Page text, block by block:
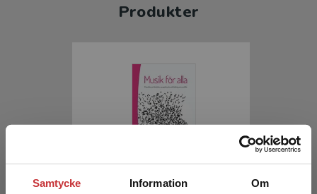
Samtycke Information Om
Produkter
Musik för alla